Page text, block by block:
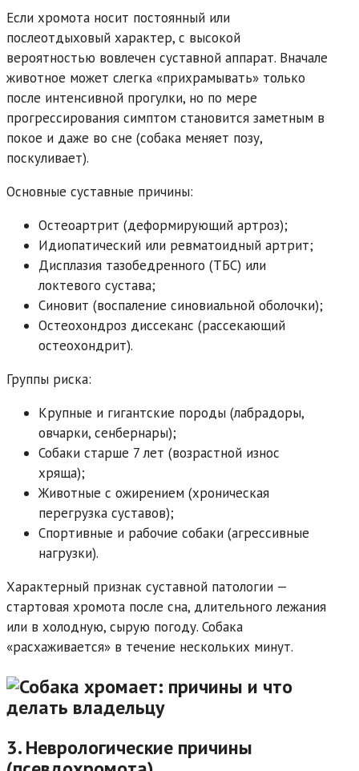
Если хромота носит постоянный или
послеотдыховый характер, с высокой
вероятностью вовлечен суставной аппарат. Вначале
животное может слегка «прихрамывать» только
после интенсивной прогулки, но по мере
прогрессирования симптом становится заметным в
покое и даже во сне (собака меняет позу,
поскуливает).
Основные суставные причины:
Остеоартрит (деформирующий артроз);
Идиопатический или ревматоидный артрит;
Дисплазия тазобедренного (ТБС) или
локтевого сустава;
Синовит (воспаление синовиальной оболочки);
Остеохондроз диссеканс (рассекающий
остеохондрит).
Группы риска:
Крупные и гигантские породы (лабрадоры,
овчарки, сенбернары);
Собаки старше 7 лет (возрастной износ
хряща);
Животные с ожирением (хроническая
перегрузка суставов);
Спортивные и рабочие собаки (агрессивные
нагрузки).
Характерный признак суставной патологии —
стартовая хромота после сна, длительного лежания
или в холодную, сырую погоду. Собака
«расхаживается» в течение нескольких минут.
3. Неврологические причины